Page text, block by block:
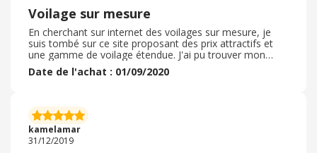
Voilage sur mesure
En cherchant sur internet des voilages sur mesure, je
suis tombé sur ce site proposant des prix attractifs et
une gamme de voilage étendue. J'ai pu trouver mon
bonheur pour effectuer une commande de 3 voilages
aux dimensions souhaitées. Les produits reçus sont de
quelque peu long en cette période particulière de
pandémie mondiale, je ne saurais donc évaluer un envoi
dans les délais annoncés à l'origine car ceux-ci ont été
plus longs. Je recommande donc ce site marchand.
Date de l'achat : 01/09/2020
kamelamar
31/12/2019